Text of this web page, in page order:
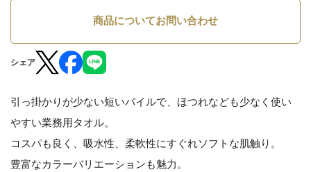
商品についてお問い合わせ
シェア
引っ掛かりが少ない短いパイルで、ほつれなども少なく使い
やすい業務用タオル。
コスパも良く、吸水性、柔軟性にすぐれソフトな肌触り。
豊富なカラーバリエーションも魅力。